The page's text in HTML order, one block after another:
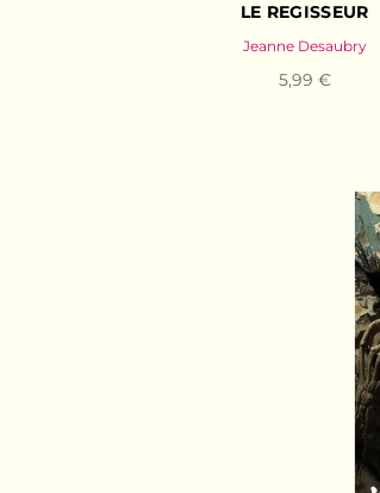
LE REGISSEUR
Jeanne Desaubry
5,99 €